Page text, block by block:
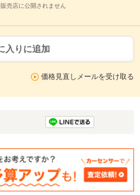
売店に公開されません
入りに追加
価格見直しメールを受け取る